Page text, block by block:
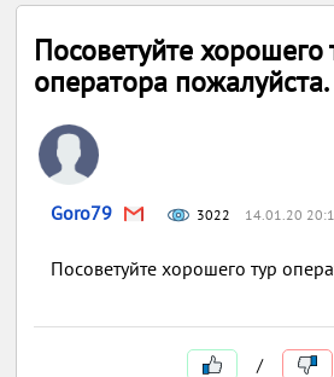
Посоветуйте хорошего
оператора пожалуйста.
Goro79 3022 14.01.20
Посоветуйте хорошего тур
/